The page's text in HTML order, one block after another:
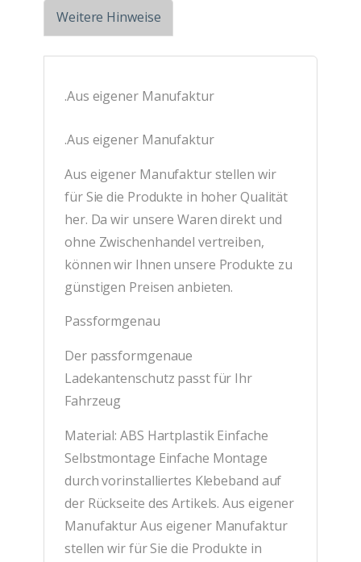
Weitere Hinweise
.Aus eigener Manufaktur
.Aus eigener Manufaktur
Aus eigener Manufaktur stellen wir
für Sie die Produkte in hoher Qualität
her. Da wir unsere Waren direkt und
ohne Zwischenhandel vertreiben,
können wir Ihnen unsere Produkte zu
günstigen Preisen anbieten.
Passformgenau
Der passformgenaue
Ladekantenschutz passt für Ihr
Fahrzeug
Material: ABS Hartplastik Einfache
Selbstmontage Einfache Montage
durch vorinstalliertes Klebeband auf
der Rückseite des Artikels. Aus eigener
Manufaktur Aus eigener Manufaktur
stellen wir für Sie die Produkte in